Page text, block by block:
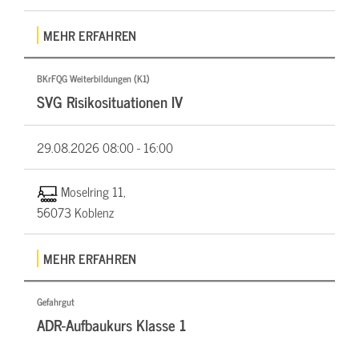
MEHR ERFAHREN
BKrFQG Weiterbildungen (K1)
SVG Risikosituationen IV
29.08.202608:00 - 16:00
Moselring 11,
56073 Koblenz
MEHR ERFAHREN
Gefahrgut
ADR-Aufbaukurs Klasse 1